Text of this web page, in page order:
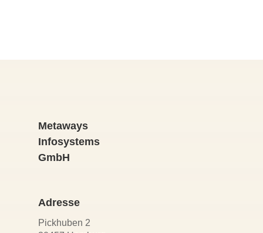
Metaways
Infosystems
GmbH
Adresse
Pickhuben 2